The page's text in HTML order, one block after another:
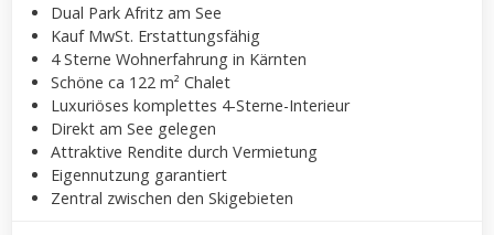
Dual Park Afritz am See
Kauf MwSt. Erstattungsfähig
4 Sterne Wohnerfahrung in Kärnten
Schöne ca 122 m² Chalet
Luxuriöses komplettes 4-Sterne-Interieur
Direkt am See gelegen
Attraktive Rendite durch Vermietung
Eigennutzung garantiert
Zentral zwischen den Skigebieten